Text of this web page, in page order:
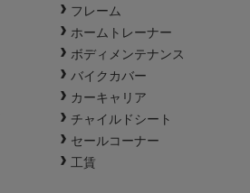
フレーム
ホームトレーナー
ボディメンテナンス
バイクカバー
カーキャリア
チャイルドシート
セールコーナー
工賃